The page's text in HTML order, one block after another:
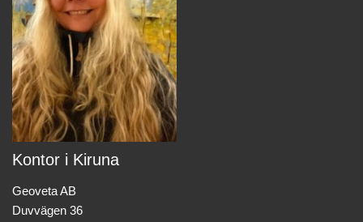
Kontor i Kiruna
Geoveta AB
Duvvägen 36